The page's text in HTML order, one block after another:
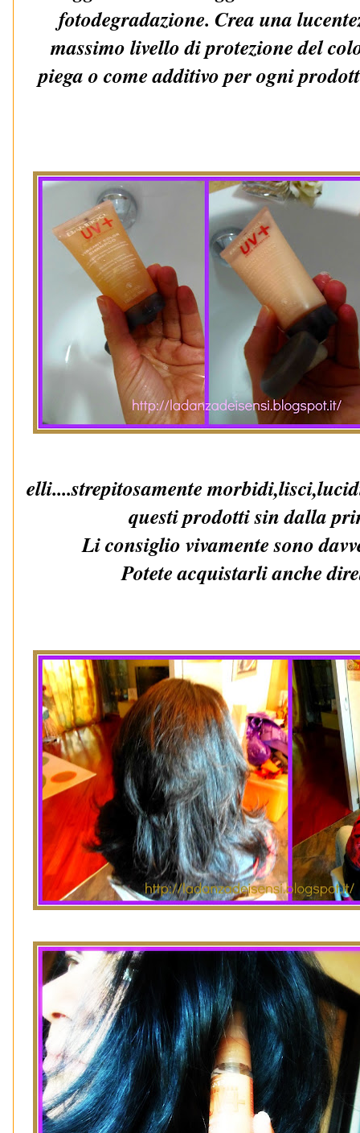
fotodegradazione. Crea una
massimo livello di protezione del
piega o come additivo per ogni
elli....strepitosamente
questi prodotti sin dalla
Li consiglio vivamente sono
Potete acquistarli anche